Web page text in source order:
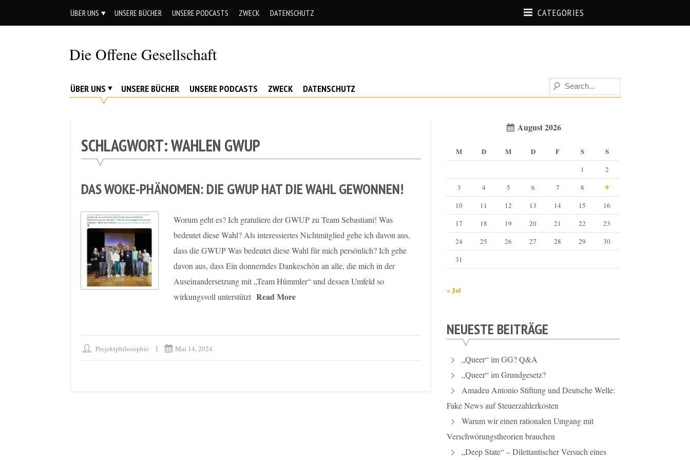
ÜBER UNS UNSERE BÜCHER UNSERE PODCASTS ZWECK DATENSCHUTZ CATEGORIES
Die Offene Gesellschaft
Ethik.
Argumente.
ÜBER UNS UNSERE BÜCHER UNSERE PODCASTS ZWECK DATENSCHUTZ
SCHLAGWORT:WAHLEN GWUP
DAS WOKE-PHÄNOMEN: DIE GWUP HAT DIE WAHL GEWONNEN!
Worum geht es? Ich gratuliere der GWUP zu Team Sebastiani! Was
bedeutet diese Wahl? Als interessiertes Nichtmitglied gehe ich davon aus,
dass die GWUP Was bedeutet diese Wahl für mich persönlich? Ich gehe
davon aus, dass Ein donnerndes Dankeschön an alle, die mich in der
Auseinandersetzung mit „Team Hümmler“ und dessen Umfeld so
wirkungsvoll unterstützt Read More
Projektphilosophie Mai 14, 2024
August 2026
M D M D F S S
1
2
3
4 5 6 7 8 9
10 11 12 13 14 15
16
17
18 19 20 21 22
23
24
25 26 27 28 29
30
31
« Jul
NEUESTE BEITRÄGE
„Queer“ im GG? Q&A
„Queer“ im Grundgesetz?
Amadeu Antonio Stiftung und Deutsche Welle:
Fake News auf Steuerzahlerkosten
Warum wir einen rationalen Umgang mit
Verschwörungstheorien brauchen
„Deep State“ – Dilettantischer Versuch eines